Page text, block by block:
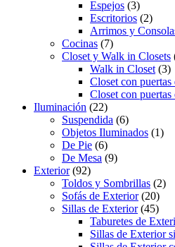
Espejos (3)
Escritorios (2)
Arrimos y
Cocinas (7)
Closet y Walk in Closets
Walk in Closet (3)
Closet con puertas
Closet con puertas
Iluminación (22)
Suspendida (6)
Objetos Iluminados (1)
De Pie (6)
De Mesa (9)
Exterior(92)
Toldos y Sombrillas (2)
Sofás de Exterior(20)
Sillas de Exterior(45)
Taburetes de
Sillas de Exterior